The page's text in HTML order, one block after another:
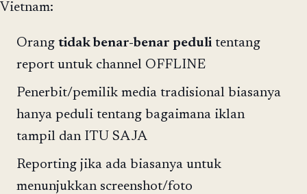
Vietnam:
Orang tidak benar-benar peduli tentang
report untuk channel OFFLINE
Penerbit/pemilik media tradisional biasanya
hanya peduli tentang bagaimana iklan
tampil dan ITU SAJA
Reporting jika ada biasanya untuk
menunjukkan screenshot/foto